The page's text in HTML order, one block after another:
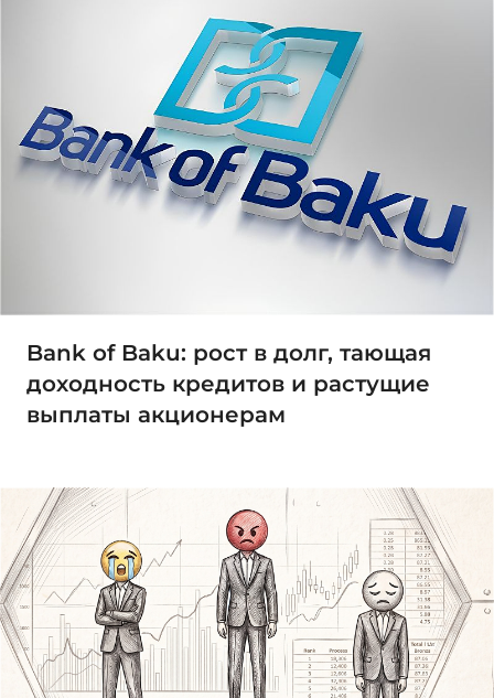
Bank of Baku: рост в долг, тающая
доходность кредитов и растущие
выплаты акционерам